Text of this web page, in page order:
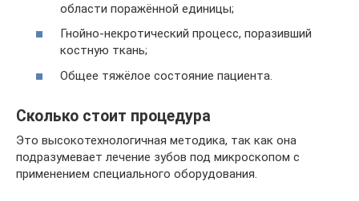
области поражённой единицы;
Гнойно-некротический процесс, поразивший
костную ткань;
Общее тяжёлое состояние пациента.
Сколько стоит процедура
Это высокотехнологичная методика, так как она
подразумевает лечение зубов под микроскопом с
применением специального оборудования.